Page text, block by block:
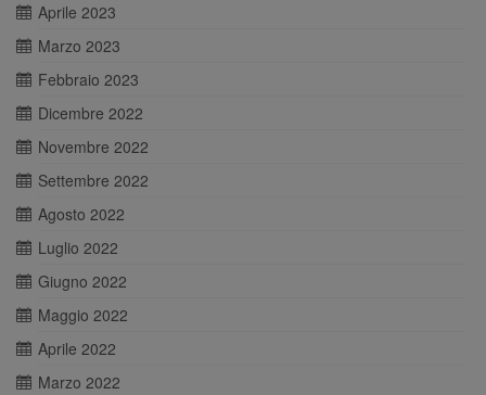
Aprile 2023
Marzo 2023
Febbraio 2023
Dicembre 2022
Novembre 2022
Settembre 2022
Agosto 2022
Luglio 2022
Giugno 2022
Maggio 2022
Aprile 2022
Marzo 2022